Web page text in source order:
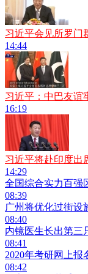
习近平会见所罗门
14:44
习近平：中巴友谊
16:19
习近平将赴印度出
14:29
全国综合实力百强
08:39
广州将优化过街设
08:40
内镜医生长出第三
08:41
2020年考研网上报
08:42